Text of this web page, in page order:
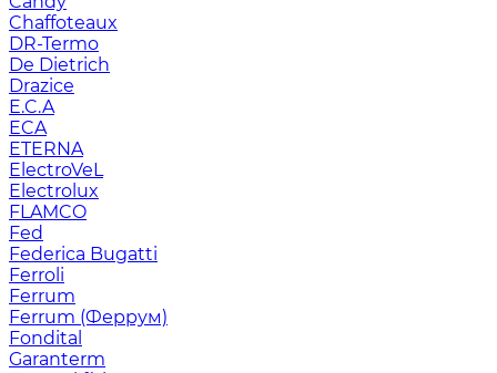
Chaffoteaux
DR-Termo
De Dietrich
Drazice
E.C.A
ECA
ETERNA
ElectroVeL
Electrolux
FLAMCO
Fed
Federica Bugatti
Ferroli
Ferrum
Ferrum (Феррум)
Fondital
Garanterm